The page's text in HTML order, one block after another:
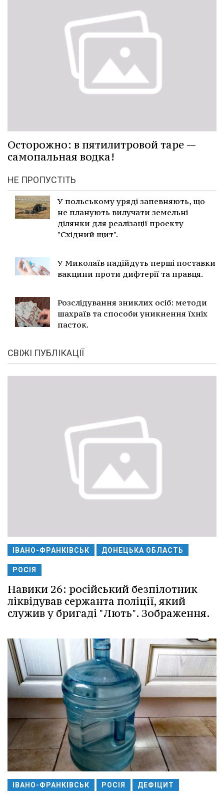
Осторожно: в пятилитровой таре —
самопальная водка!
НЕ ПРОПУСТІТЬ
У польському уряді запевняють, що
не планують вилучати земельні
ділянки для реалізації проекту
"Східний щит".
У Миколаїв надійдуть перші поставки
вакцини проти дифтерії та правця.
Розслідування зниклих осіб: методи
шахраїв та способи уникнення їхніх
пасток.
СВІЖІ ПУБЛІКАЦІЇ
ІВАНО-ФРАНКІВСЬК ДОНЕЦЬКА ОБЛАСТЬ
РОСІЯ
Навики 26: російський безпілотник
ліквідував сержанта поліції, який
служив у бригаді "Лють". Зображення.
ІВАНО-ФРАНКІВСЬК РОСІЯ ДЕФІЦИТ